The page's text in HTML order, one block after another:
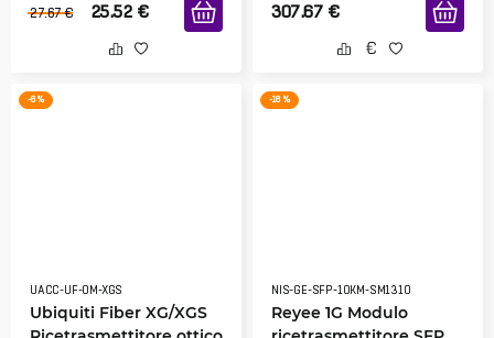
27.67 € 25.52 € 307.67 €
-6 %
UACC-UF-OM-XGS
Ubiquiti Fiber XG/XGS
-18 %
NIS-GE-SFP-10KM-SM1310
Reyee 1G Modulo